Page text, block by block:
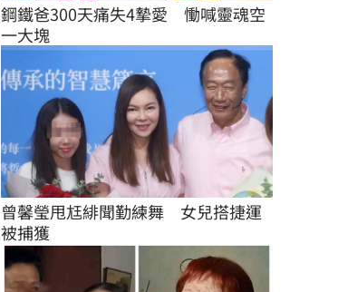
鋼鐵爸300天痛失4摯愛　慟喊靈魂空
一大塊
曾馨瑩甩尪緋聞勤練舞　女兒搭捷運
被捕獲